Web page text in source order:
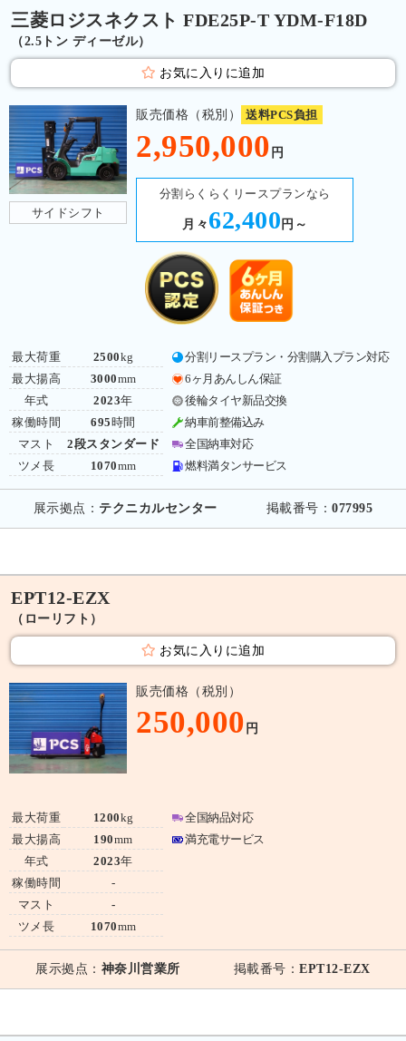
三菱ロジスネクスト FDE25P-T YDM-F18D
（2.5トン ディーゼル）
お気に入りに追加
サイドシフト
販売価格（税別） 送料PCS負担
2,950,000 円
分割らくらくリースプランなら
月々 62,400 円～
最大荷重
最大揚高
年式
稼働時間
マスト
ツメ長
2500kg
3000mm
2023年
695 時間
2段スタンダード
1070mm
分割リースプラン・分割購入プラン対応
6ヶ月あんしん保証
後輪タイヤ新品交換
納車前整備込み
全国納車対応
燃料満タンサービス
展示拠点： テクニカルセンター 掲載番号：077995
EPT12-EZX
（ローリフト）
お気に入りに追加
販売価格（税別）
250,000 円
最大荷重
最大揚高
年式
稼働時間
マスト
ツメ長
1200kg
190mm
2023年
-
-
1070mm
全国納品対応
満充電サービス
展示拠点： 神奈川営業所 掲載番号：EPT12-EZX